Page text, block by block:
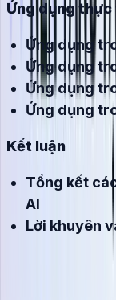
Ứng dụng
Ứng dụng
Ứng dụng
Ứng dụng
Ứng dụng
Kết luận
Tổng kết
AI
Lời khuyên